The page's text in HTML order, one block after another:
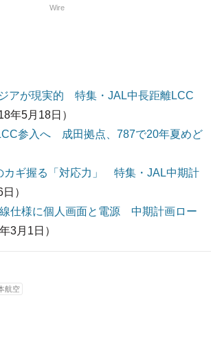
Wire
アが現実的 特集・JAL中長距離LCC
18年5月18日）
参入へ 成田拠点、787で20年夏めど
カギ握る「対応力」 特集・JAL中期計
）
仕様に個人画面と電源 中期計画ロー
3月1日）
航空